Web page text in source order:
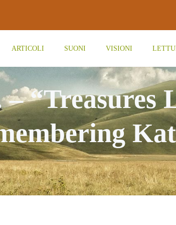
ARTICOLI SUONI VISIONI
– “Treasures